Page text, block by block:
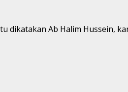
Ab Halim Hussein,